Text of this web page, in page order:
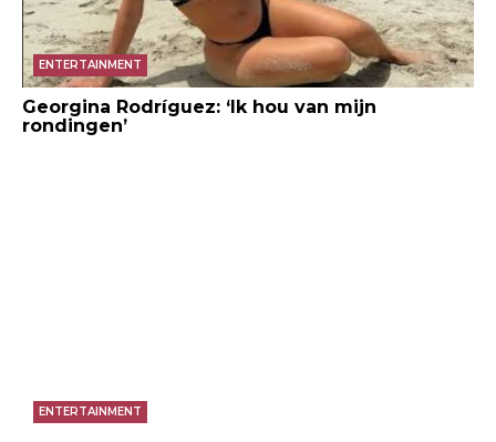
ENTERTAINMENT
Georgina Rodríguez: ‘Ik hou van mijn
rondingen’
ENTERTAINMENT